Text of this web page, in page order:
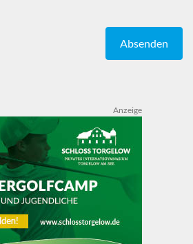
Absenden
Anzeige